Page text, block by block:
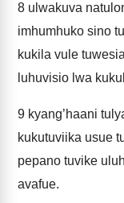
8 ulwakuva
imhumhuko sino
kukila vule
luhuvisio lwa
9 kyang’haani
kukutuviika usue
pepano tuvike
avafue.